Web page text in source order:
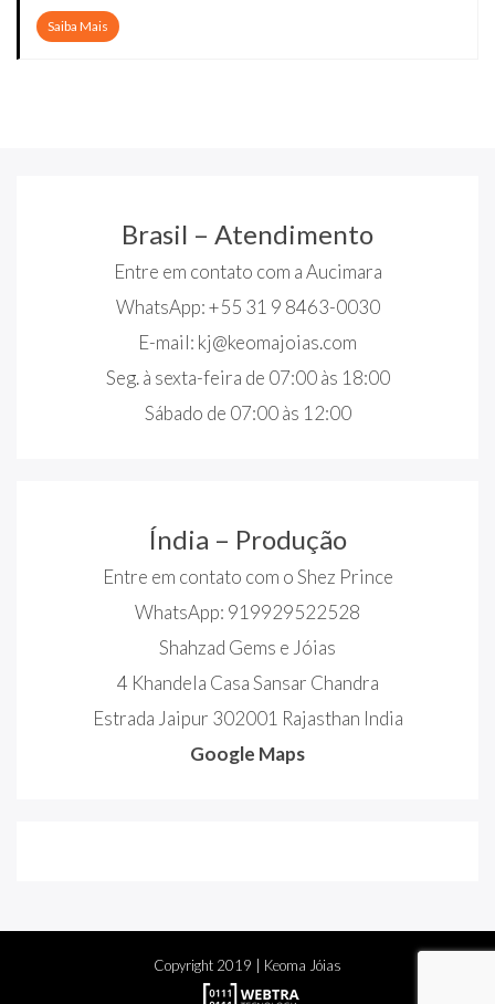
Saiba Mais
Brasil – Atendimento
Entre em contato com a Aucimara
WhatsApp: +55 31 9 8463-0030
E-mail: kj@keomajoias.com
Seg. à sexta-feira de 07:00 às 18:00
Sábado de 07:00 às 12:00
Índia – Produção
Entre em contato com o Shez Prince
WhatsApp: 919929522528
Shahzad Gems e Jóias
4 Khandela Casa Sansar Chandra
Estrada Jaipur 302001 Rajasthan India
Google Maps
Copyright 2019 | Keoma Jóias